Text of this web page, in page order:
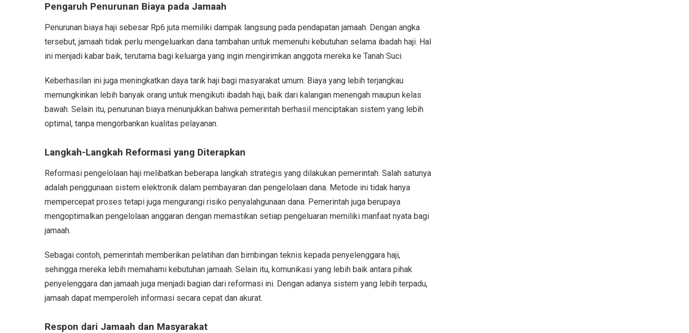
Pengaruh Penurunan Biaya pada Jamaah
Penurunan biaya haji sebesar Rp6 juta memiliki dampak langsung pada pendapatan jamaah. Dengan angka
tersebut, jamaah tidak perlu mengeluarkan dana tambahan untuk memenuhi kebutuhan selama ibadah haji. Hal
ini menjadi kabar baik, terutama bagi keluarga yang ingin mengirimkan anggota mereka ke Tanah Suci.
Keberhasilan ini juga meningkatkan daya tarik haji bagi masyarakat umum. Biaya yang lebih terjangkau
memungkinkan lebih banyak orang untuk mengikuti ibadah haji, baik dari kalangan menengah maupun kelas
bawah. Selain itu, penurunan biaya menunjukkan bahwa pemerintah berhasil menciptakan sistem yang lebih
optimal, tanpa mengorbankan kualitas pelayanan.
Langkah-Langkah Reformasi yang Diterapkan
Reformasi pengelolaan haji melibatkan beberapa langkah strategis yang dilakukan pemerintah. Salah satunya
adalah penggunaan sistem elektronik dalam pembayaran dan pengelolaan dana. Metode ini tidak hanya
mempercepat proses tetapi juga mengurangi risiko penyalahgunaan dana. Pemerintah juga berupaya
mengoptimalkan pengelolaan anggaran dengan memastikan setiap pengeluaran memiliki manfaat nyata bagi
jamaah.
Sebagai contoh, pemerintah memberikan pelatihan dan bimbingan teknis kepada penyelenggara haji,
sehingga mereka lebih memahami kebutuhan jamaah. Selain itu, komunikasi yang lebih baik antara pihak
penyelenggara dan jamaah juga menjadi bagian dari reformasi ini. Dengan adanya sistem yang lebih terpadu,
jamaah dapat memperoleh informasi secara cepat dan akurat.
Respon dari Jamaah dan Masyarakat